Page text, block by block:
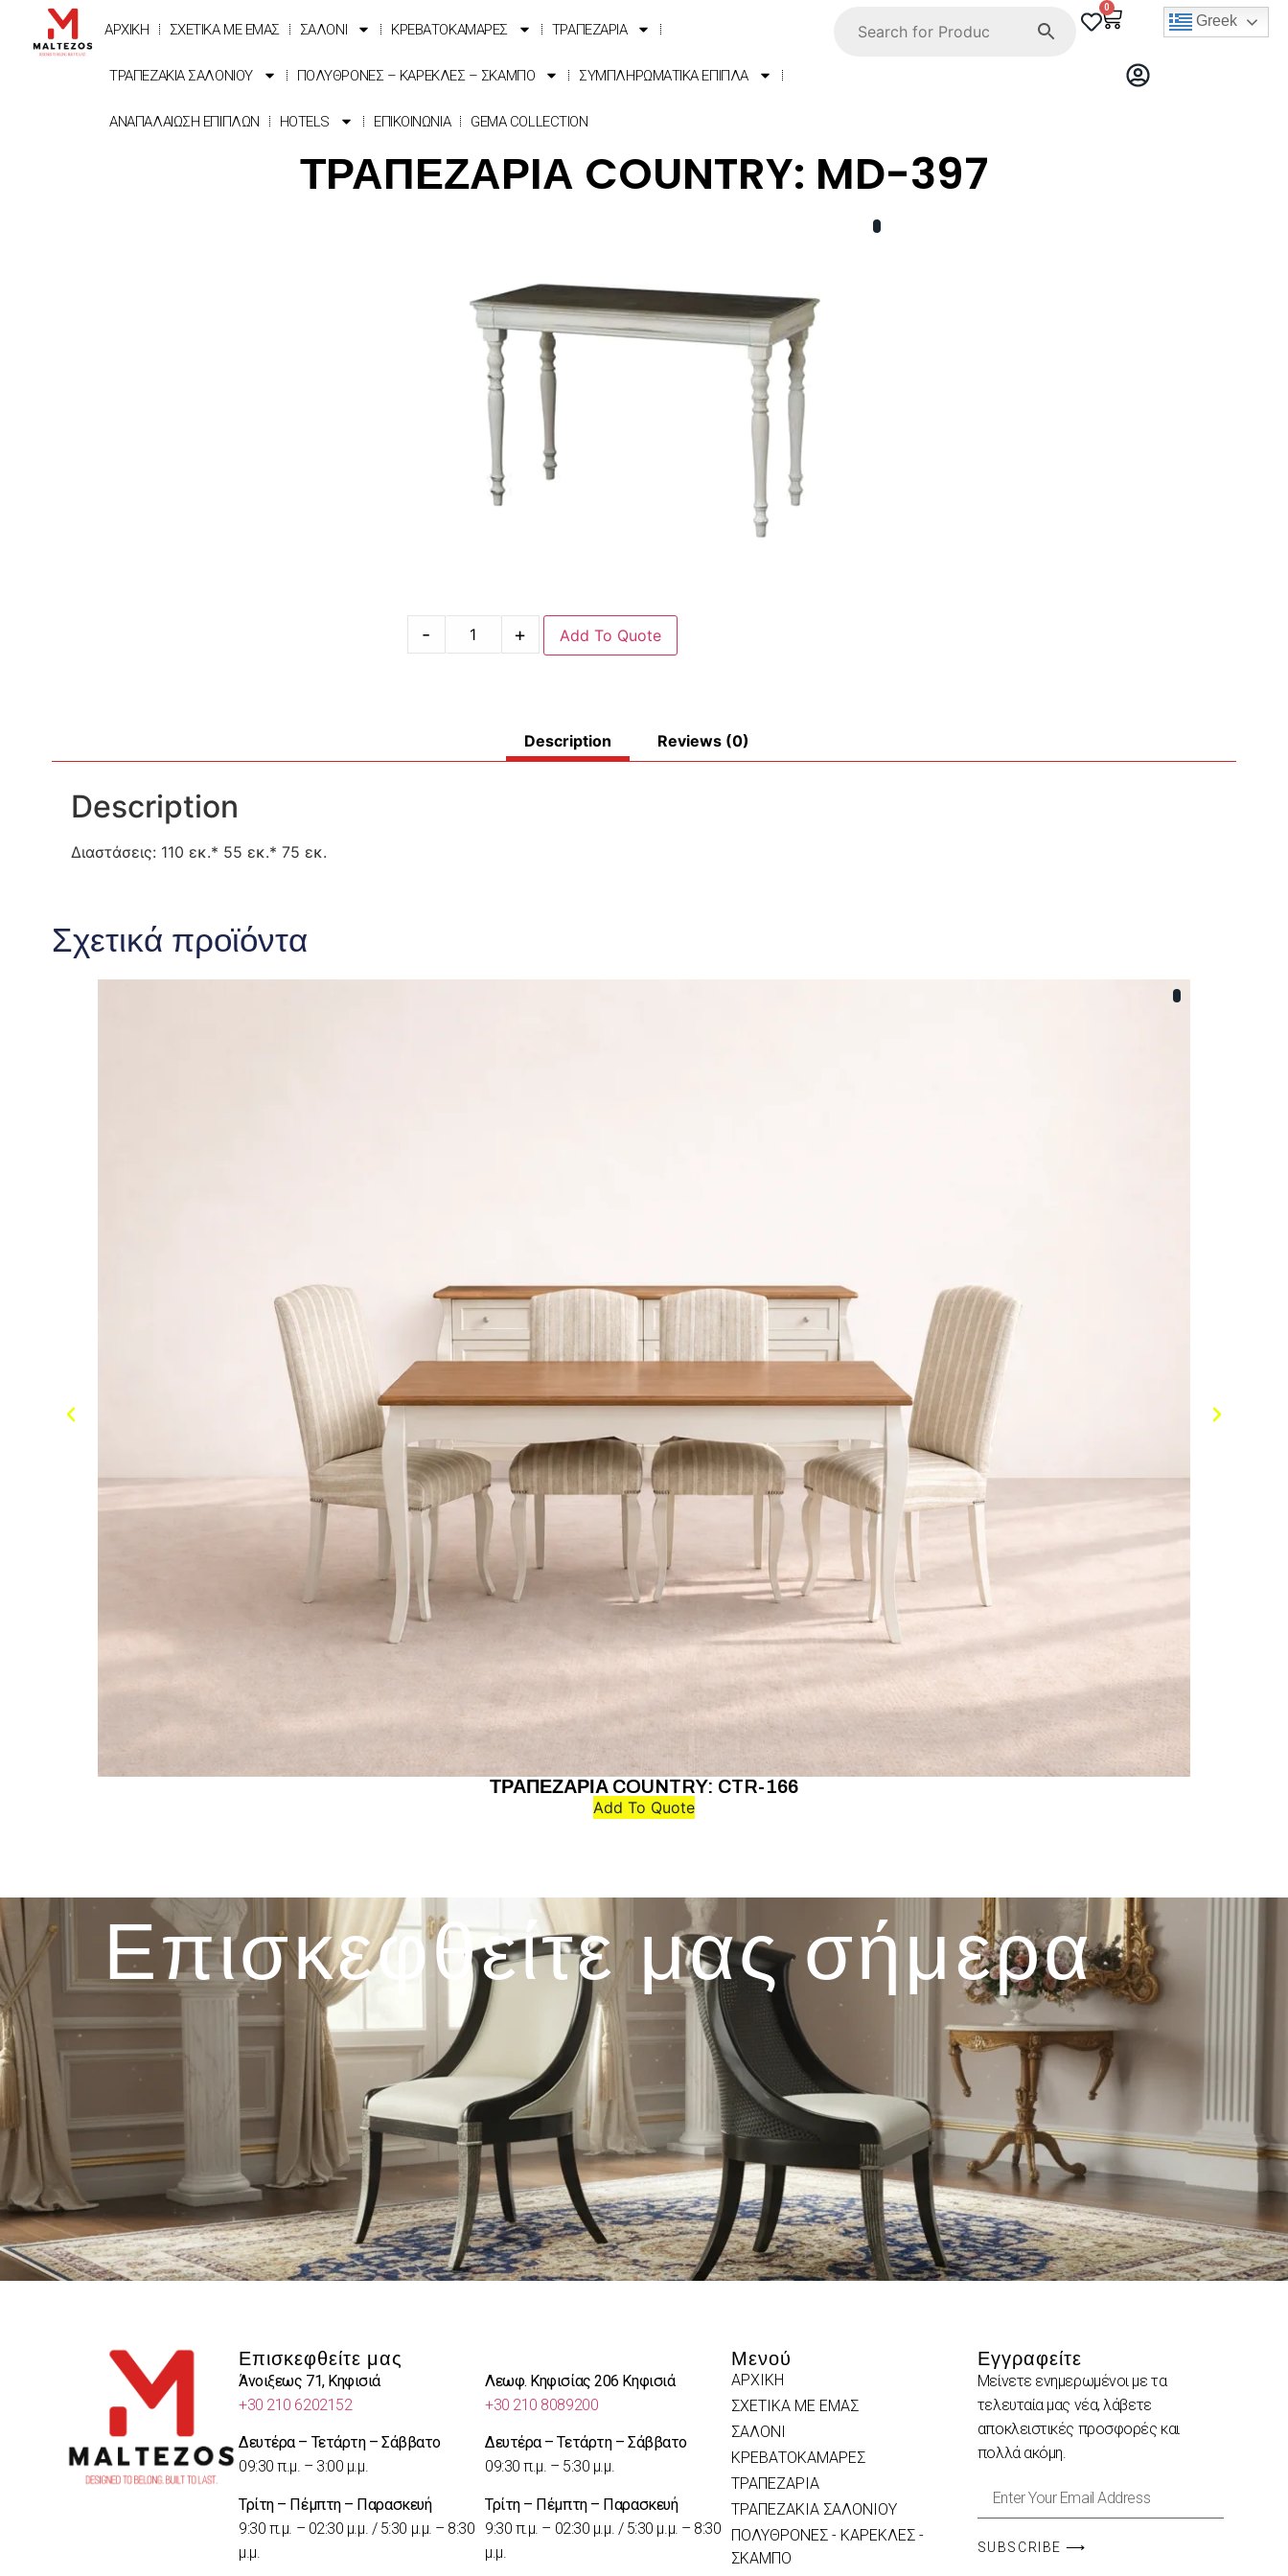
ΑΡΧΙΚΗ ΣΧΕΤΙΚΑ ΜΕ ΕΜΑΣ ΣΑΛΟΝΙ ΚΡΕΒΑΤΟΚΑΜΑΡΕΣ ΤΡΑΠΕΖΑΡΙΑ
ΤΡΑΠΕΖΑΚΙΑ ΣΑΛΟΝΙΟΥ ΠΟΛΥΘΡΟΝΕΣ – ΚΑΡΕΚΛΕΣ – ΣΚΑΜΠΟ ΣΥΜΠΛΗΡΩΜΑΤΙΚΑ ΕΠΙΠΛΑ
ΑΝΑΠΑΛΑΙΩΣΗ ΕΠΙΠΛΩΝ HOTELS ΕΠΙΚΟΙΝΩΝΙΑ GEMA COLLECTION
0
Greek
ΤΡΑΠΕΖΑΡΙΑ COUNTRY: MD-397
- + Add To Quote
Description Reviews (0)
Description
Διαστάσεις: 110 εκ.* 55 εκ.* 75 εκ.
Σχετικά προϊόντα
ΤΡΑΠΕΖΑΡΙΑ COUNTRY: CTR-166
Add To Quote
Επισκεφθείτε μας σήμερα
Επισκεφθείτε μας
Άνοιξεως 71, Κηφισιά
+30 210 6202152
Δευτέρα – Τετάρτη – Σάββατο
09:30 π.μ. – 3:00 μ.μ.
Τρίτη – Πέμπτη – Παρασκευή
9:30 π.μ. – 02:30 μ.μ. / 5:30 μ.μ. – 8:30
μ.μ.
Λεωφ. Κηφισίας 206 Κηφισιά
+30 210 8089200
Δευτέρα – Τετάρτη – Σάββατο
09:30 π.μ. – 5:30 μ.μ.
Τρίτη – Πέμπτη – Παρασκευή
9:30 π.μ. – 02:30 μ.μ. / 5:30 μ.μ. – 8:30
μ.μ.
Μενού
ΑΡΧΙΚΗ
ΣΧΕΤΙΚΑ ΜΕ ΕΜΑΣ
ΣΑΛΟΝΙ
ΚΡΕΒΑΤΟΚΑΜΑΡΕΣ
ΤΡΑΠΕΖΑΡΙΑ
ΤΡΑΠΕΖΑΚΙΑ ΣΑΛΟΝΙΟΥ
ΠΟΛΥΘΡΟΝΕΣ - ΚΑΡΕΚΛΕΣ -
ΣΚΑΜΠΟ
Εγγραφείτε
Μείνετε ενημερωμένοι με τα
τελευταία μας νέα, λάβετε
αποκλειστικές προσφορές και
πολλά ακόμη.
SUBSCRIBE ⟶